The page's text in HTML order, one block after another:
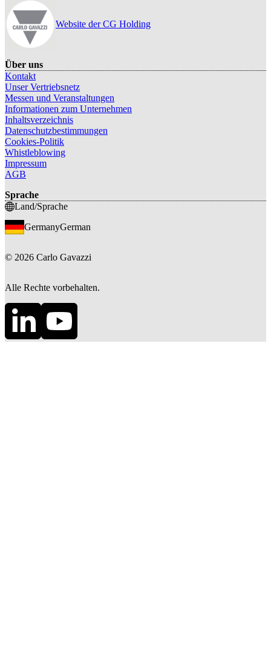
Website der CG Holding
Über uns
Kontakt
Unser Vertriebsnetz
Messen und Veranstaltungen
Informationen zum Unternehmen
Inhaltsverzeichnis
Datenschutzbestimmungen
Cookies-Politik
Whistleblowing
Impressum
AGB
Sprache
Land/Sprache
GermanyGerman
© 2026 Carlo Gavazzi
Alle Rechte vorbehalten.